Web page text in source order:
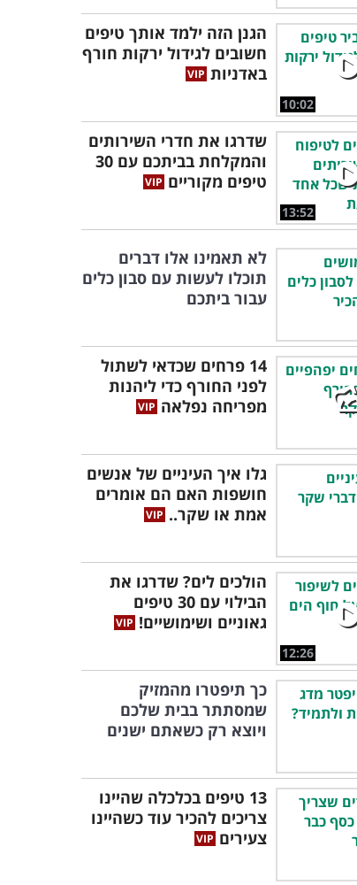
10:02
הגנן הזה ילמד אותך טיפים
חשובים לגידול ירקות חורף
באדניות
13:52
שדרגו את חדרי השירותים
והמקלחת בביתכם עם 30
טיפים מקוריים
לא תאמינו אלו דברים
תוכלו לעשות עם סבון כלים
עבור ביתכם
14 פרחים שכדאי לשתול
לפני החורף כדי ליהנות
מפריחה נפלאה
גלו איך העיניים של אנשים
חושפות האם הם אומרים
אמת או שקר..
12:26
הולכים לים? שדרגו את
הבילוי עם 30 טיפים
גאוניים ושימושיים!
כך תיפטרו מהמזיק
שמסתתר בבית שלכם
ויוצא רק כשאתם ישנים
13 טיפים בכלכלה שהיינו
צריכים להכיר עוד כשהיינו
צעירים